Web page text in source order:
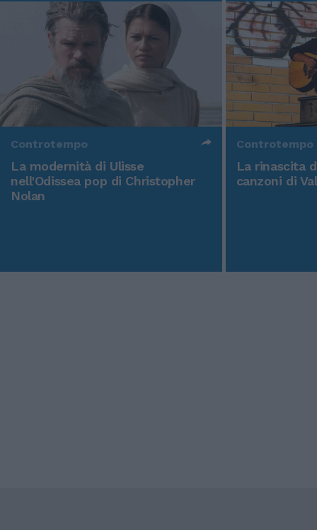
Controtempo
La modernità di Ulisse
nell'Odissea pop di Christopher
Nolan
Controtempo
La rinascita
canzoni di